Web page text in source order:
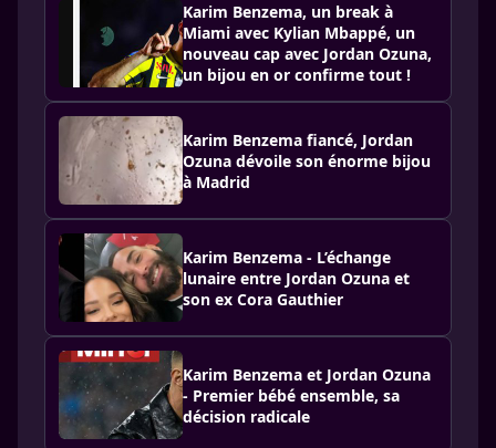
Karim Benzema, un break à
Miami avec Kylian Mbappé, un
nouveau cap avec Jordan Ozuna,
un bijou en or confirme tout !
Karim Benzema fiancé, Jordan
Ozuna dévoile son énorme bijou
à Madrid
Karim Benzema - L’échange
lunaire entre Jordan Ozuna et
son ex Cora Gauthier
Karim Benzema et Jordan Ozuna
- Premier bébé ensemble, sa
décision radicale